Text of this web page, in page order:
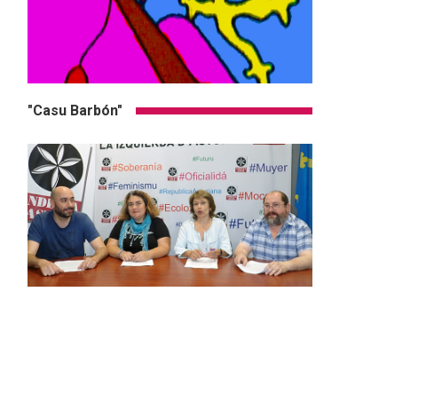
"Casu Barbón"